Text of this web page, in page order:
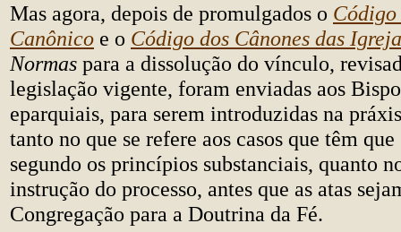
Mas agora, depois de promulgados o
Canônico e o Código dos Cânones das
Normas para a dissolução do vínculo,
legislação vigente, foram enviadas aos
eparquiais, para serem introduzidas na
tanto no que se refere aos casos que têm
segundo os princípios substanciais, quanto
instrução do processo, antes que as atas
Congregação para a Doutrina da Fé.